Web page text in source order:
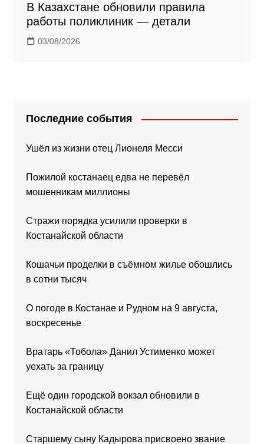
В Казахстане обновили правила
работы поликлиник — детали
03/08/2026
Последние события
Ушёл из жизни отец Лионеля Месси
Пожилой костанаец едва не перевёл
мошенникам миллионы
Стражи порядка усилили проверки в
Костанайской области
Кошачьи проделки в съёмном жилье обошлись
в сотни тысяч
О погоде в Костанае и Рудном на 9 августа,
воскресенье
Вратарь «Тобола» Данил Устименко может
уехать за границу
Ещё один городской вокзал обновили в
Костанайской области
Старшему сыну Кадырова присвоено звание